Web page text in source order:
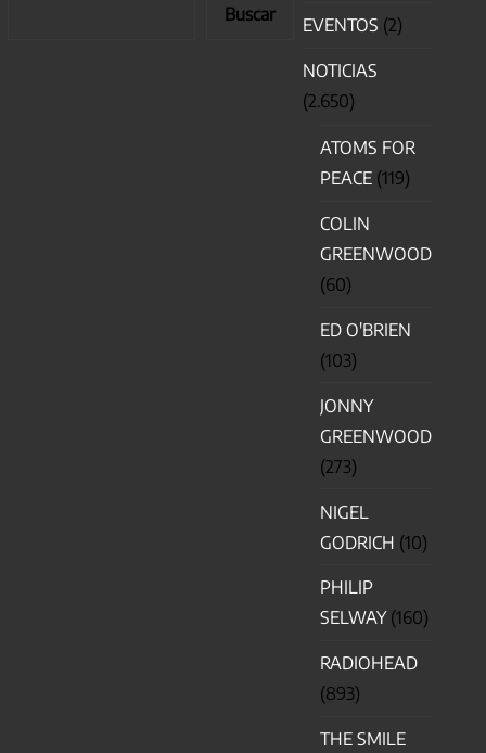
Buscar
EVENTOS (2)
NOTICIAS
(2.650)
ATOMS FOR
PEACE (119)
COLIN
GREENWOOD
(60)
ED O'BRIEN
(103)
JONNY
GREENWOOD
(273)
NIGEL
GODRICH (10)
PHILIP
SELWAY(160)
RADIOHEAD
(893)
THE SMILE